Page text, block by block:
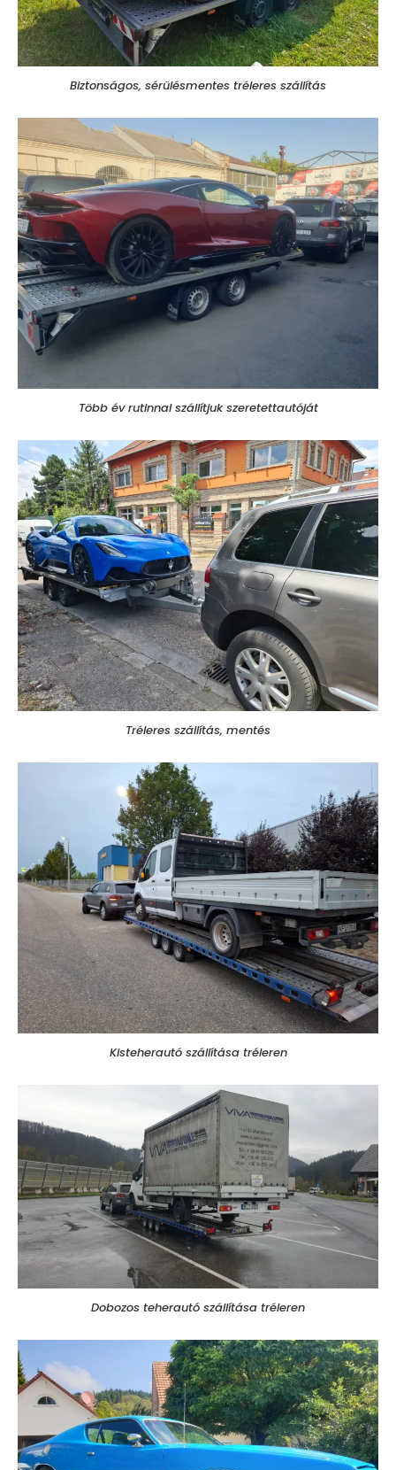
Biztonságos, sérülésmentes tréleres szállítás
Több év rutinnal szállítjuk szeretettautóját
Tréleres szállítás, mentés
Kisteherautó szállítása tréleren
Dobozos teherautó szállítása tréleren